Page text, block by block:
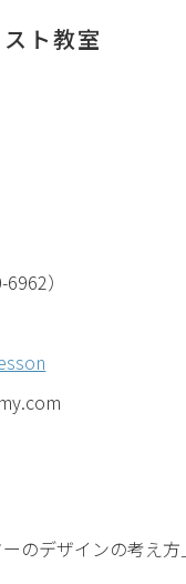
ト教室
）
のデザインの考え